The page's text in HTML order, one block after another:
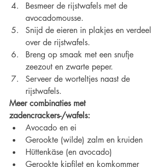
Besmeer de rijstwafels met de
avocadomousse.
Snijd de eieren in plakjes en verdeel
over de rijstwafels.
Breng op smaak met een snufje
zeezout en zwarte peper.
Serveer de worteltjes naast de
rijstwafels.
Meer combinaties met
zadencrackers-/wafels:
Avocado en ei
Gerookte (wilde) zalm en kruiden
Hüttenkäse (en avocado)
Gerookte kipfilet en komkommer